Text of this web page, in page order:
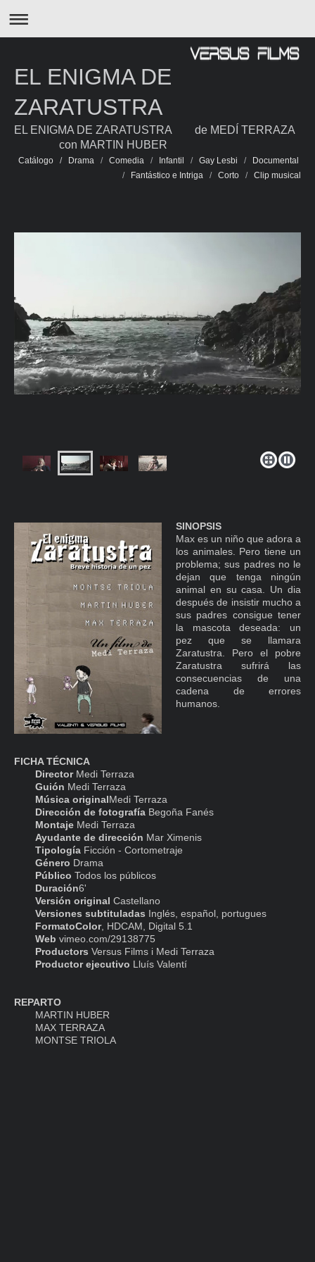
EL ENIGMA DE
ZARATUSTRA
EL ENIGMA DE ZARATUSTRA de MEDÍ TERRAZA
con MARTIN HUBER
Catálogo / Drama / Comedia / Infantil / Gay Lesbi /
Documental
/
Fantástico e Intriga / Corto / Clip musical
SINOPSIS
Max es un niño que adora a
los animales. Pero tiene un
problema; sus padres no le
dejan que tenga ningún
animal en su casa. Un dia
después de insistir mucho a
sus padres consigue tener
la mascota deseada: un
pez que se llamara
Zaratustra. Pero el pobre
Zaratustra sufrirá las
consecuencias de una
cadena de errores
humanos.
FICHA TÉCNICA
Director Medi Terraza
Guión Medi Terraza
Música originalMedi Terraza
Dirección de fotografía Begoña Fanés
Montaje Medi Terraza
Ayudante de dirección Mar Ximenis
Tipología Ficción - Cortometraje
Género Drama
Público Todos los públicos
Duración6'
Versión original Castellano
Versiones subtituladas Inglés, español, portugues
FormatoColor, HDCAM, Digital 5.1
Web vimeo.com/29138775
Productors Versus Films i Medi Terraza
Productor ejecutivo Lluís Valentí
REPARTO
MARTIN HUBER
MAX TERRAZA
MONTSE TRIOLA